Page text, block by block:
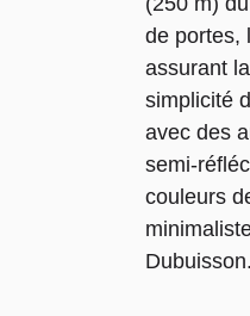
de portes,
assurant
simplicité
avec des
semi-
couleurs
Dubuisson.